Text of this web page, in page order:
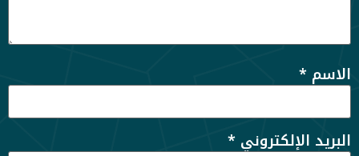
الاسم *
البريد الإلكتروني *